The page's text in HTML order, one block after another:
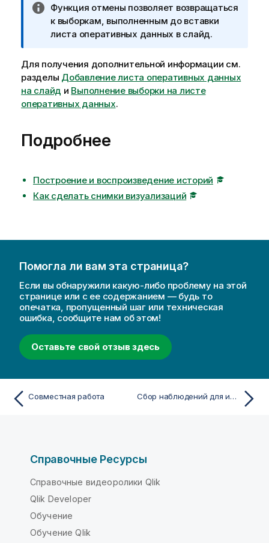
П
р
и
е
ч
а
н
к
и
ф
о
и
Функция отмены позволяет возвращаться
к выборкам, выполненным до вставки
листа оперативных данных в слайд.
Для получения дополнительной информации см.
разделы Добавление листа оперативных данных
на слайд и Выполнение выборки на листе
оперативных данных.
Подробнее
Построение и воспроизведение историй
Как сделать снимки визуализаций
Помогла ли вам эта страница?
Если вы обнаружили какую-либо проблему на этой
странице или с ее содержанием — будь то
опечатка, пропущенный шаг или техническая
ошибка, сообщите нам об этом!
Оставьте свой отзыв здесь
Совместная работа Сбор наблюдений для историй с помощью снимков
Справочные Ресурсы
Справочные видеоролики Qlik
Qlik Developer
Обучение
Обучение Qlik